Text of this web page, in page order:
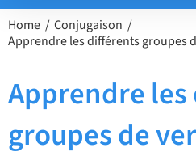
Home
Conjugaison
Apprendre les différents groupes
Apprendre
groupes de